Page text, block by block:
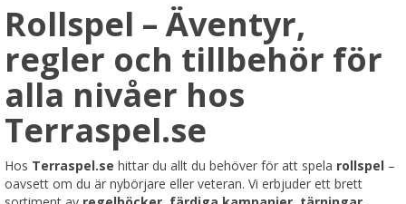
Rollspel – Äventyr,
regler och tillbehör för
alla nivåer hos
Terraspel.se
Hos Terraspel.se hittar du allt du behöver för att spela rollspel –
oavsett om du är nybörjare eller veteran. Vi erbjuder ett brett